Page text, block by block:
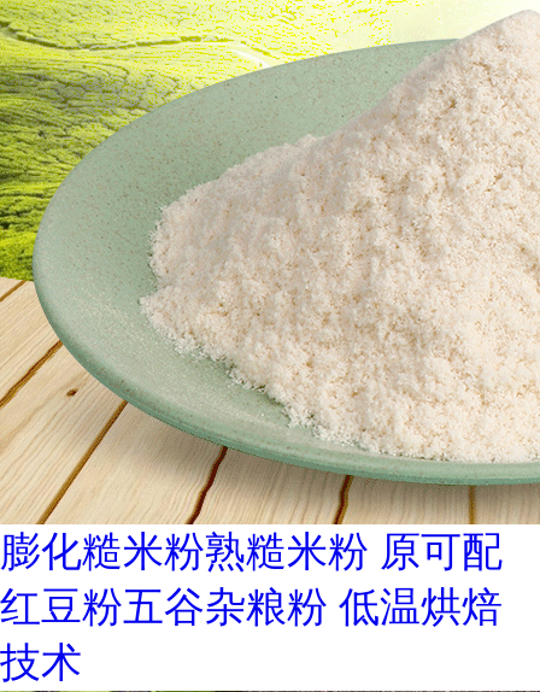
膨化糙米粉熟糙米粉 原可配
红豆粉五谷杂粮粉 低温烘焙
技术